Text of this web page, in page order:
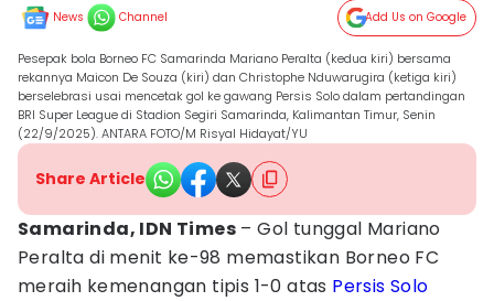
News Channel Add Us on Google
Pesepak bola Borneo FC Samarinda Mariano Peralta (kedua kiri) bersama
rekannya Maicon De Souza (kiri) dan Christophe Nduwarugira (ketiga kiri)
berselebrasi usai mencetak gol ke gawang Persis Solo dalam pertandingan
BRI Super League di Stadion Segiri Samarinda, Kalimantan Timur, Senin
(22/9/2025). ANTARA FOTO/M Risyal Hidayat/YU
Share Article
Samarinda, IDN Times – Gol tunggal Mariano
Peralta di menit ke-98 memastikan Borneo FC
meraih kemenangan tipis 1-0 atas Persis Solo